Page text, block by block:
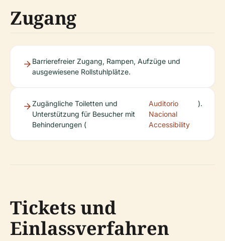
Zugang
Barrierefreier Zugang, Rampen, Aufzüge und
ausgewiesene Rollstuhlplätze.
Zugängliche Toiletten und
Unterstützung für Besucher mit
Behinderungen (
Auditorio
Nacional
Accessibility
).
Tickets und
Einlassverfahren